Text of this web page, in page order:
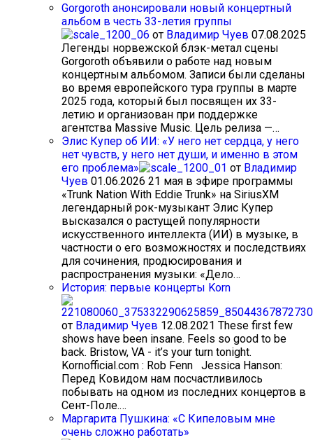
Gorgoroth анонсировали новый концертный
альбом в честь 33-летия группы
от Владимир Чуев 07.08.2025
Легенды норвежской блэк-метал сцены
Gorgoroth объявили о работе над новым
концертным альбомом. Записи были сделаны
во время европейского тура группы в марте
2025 года, который был посвящен их 33-
летию и организован при поддержке
агентства Massive Music. Цель релиза —…
Элис Купер об ИИ: «У него нет сердца, у него
нет чувств, у него нет души, и именно в этом
его проблема»
от Владимир
Чуев 01.06.2026 21 мая в эфире программы
«Trunk Nation With Eddie Trunk» на SiriusXM
легендарный рок-музыкант Элис Купер
высказался о растущей популярности
искусственного интеллекта (ИИ) в музыке, в
частности о его возможностях и последствиях
для сочинения, продюсирования и
распространения музыки: «Дело…
История: первые концерты Korn
от Владимир Чуев 12.08.2021 These first few
shows have been insane. Feels so good to be
back. Bristow, VA - it’s your turn tonight.
Kornofficial.com : Rob Fenn Jessica Hanson:
Перед Ковидом нам посчастливилось
побывать на одном из последних концертов в
Сент-Поле.…
Маргарита Пушкина: «С Кипеловым мне
очень сложно работать»